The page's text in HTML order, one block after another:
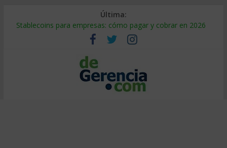
Última:
Stablecoins para empresas: cómo pagar y cobrar en 2026
Despido silencioso: qué es y por qué sale tan caro
IA en selección de personal: cómo auditarla a tiempo
Trabajo forzoso en la cadena de suministro: qué hacer
Mercado hispano de EE. UU.: cómo segmentarlo y venderle